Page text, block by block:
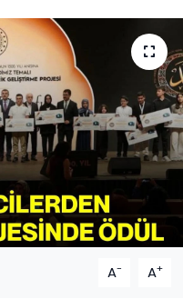
A- A+